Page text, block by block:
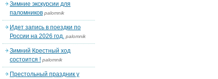
Зимние экскурсии для
паломников palomnik
Идет запись в поездки по
России на 2026 год. palomnik
Зимний Крестный ход
состоится ! palomnik
Престольный праздник у